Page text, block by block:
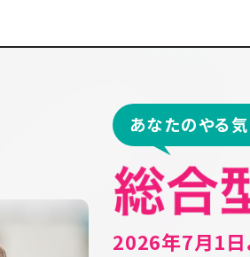
あなたのやる
2026年7月1日